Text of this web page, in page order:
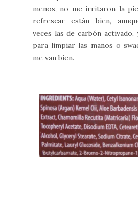
menos, no me irritaron la
refrescar están bien,
veces las de carbón activado,
para limpiar las manos o
me van bien.